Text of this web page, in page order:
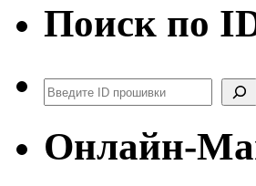
Поиск по
Поиск
Онлайн-